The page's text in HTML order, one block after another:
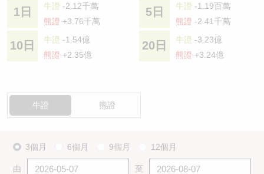
1日 牛證 -2.12千萬
熊證 +3.76千萬
5日 牛證 -1.19百萬
熊證 -2.41千萬
10日 牛證 -1.54億
熊證 +2.35億
20日 牛證 -3.23億
熊證 +3.24億
牛證 熊證
3個月 6個月 9個月 12個月
由 至